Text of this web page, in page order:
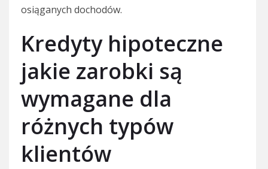
osiąganych dochodów.
Kredyty hipoteczne
jakie zarobki są
wymagane dla
różnych typów
klientów